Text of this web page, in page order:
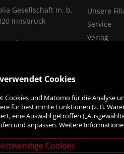
Gesellschaft m. b.
Innsbruck
| F: +43 (0) 512 22
Unsere
Service
Verlag
Cookies
Cookies und Matomo für die Analyse
für bestimmte Funktionen (z. B.
eine Auswahl getroffen
und anpassen. Weitere
Cookies